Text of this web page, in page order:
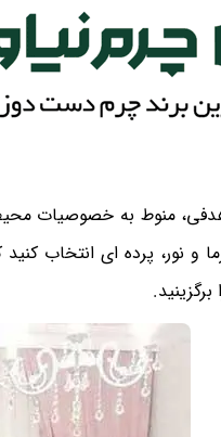
منوط به خصوصیات محیط
و نور، پرده ای انتخاب